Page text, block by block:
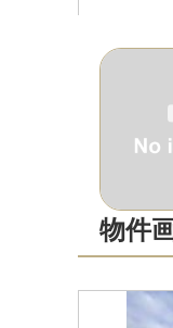
物件